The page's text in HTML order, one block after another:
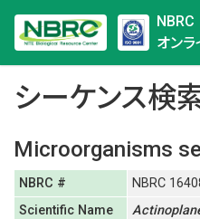
NBRC
オンラ
シーケンス検
Microorganisms
NBRC #
NBRC
Scientific Name